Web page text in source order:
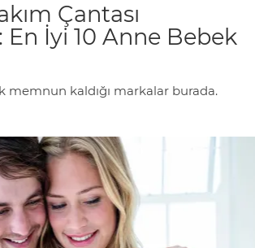
Çantası
En İyi 10 Anne Bebek
memnun kaldığı markalar burada.